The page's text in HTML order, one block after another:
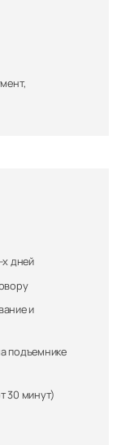
х дней
и
подъемнике
30 минут)